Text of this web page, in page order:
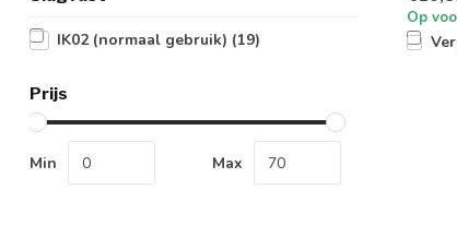
IK02 (normaal gebruik) (19)
Prijs
Min Max
Op